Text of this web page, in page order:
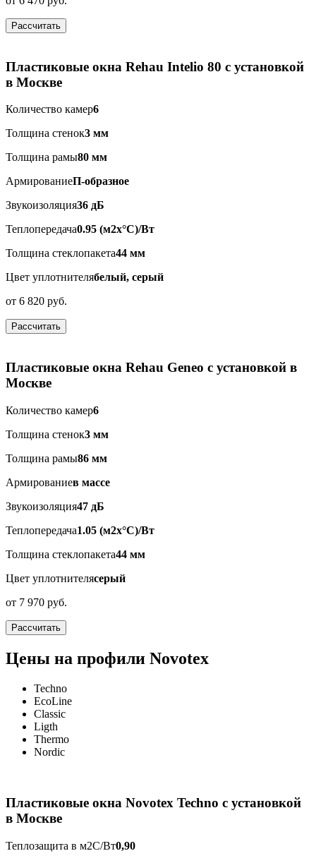
Рассчитать
Пластиковые окна Rehau Intelio 80 с установкой
в Москве
Количество камер6
Толщина стенок3 мм
Толщина рамы80 мм
АрмированиеП-образное
Звукоизоляция36 дБ
Теплопередача0.95 (м2x°C)/Вт
Толщина стеклопакета44 мм
Цвет уплотнителябелый, серый
от 6 820 руб.
Рассчитать
Пластиковые окна Rehau Geneo с установкой в
Москве
Количество камер6
Толщина стенок3 мм
Толщина рамы86 мм
Армированиев массе
Звукоизоляция47 дБ
Теплопередача1.05 (м2x°C)/Вт
Толщина стеклопакета44 мм
Цвет уплотнителясерый
от 7 970 руб.
Рассчитать
Цены на профили Novotex
Techno
EcoLine
Classic
Ligth
Thermo
Nordic
Пластиковые окна Novotex Techno с установкой
в Москве
Теплозащита в м2С/Вт0,90